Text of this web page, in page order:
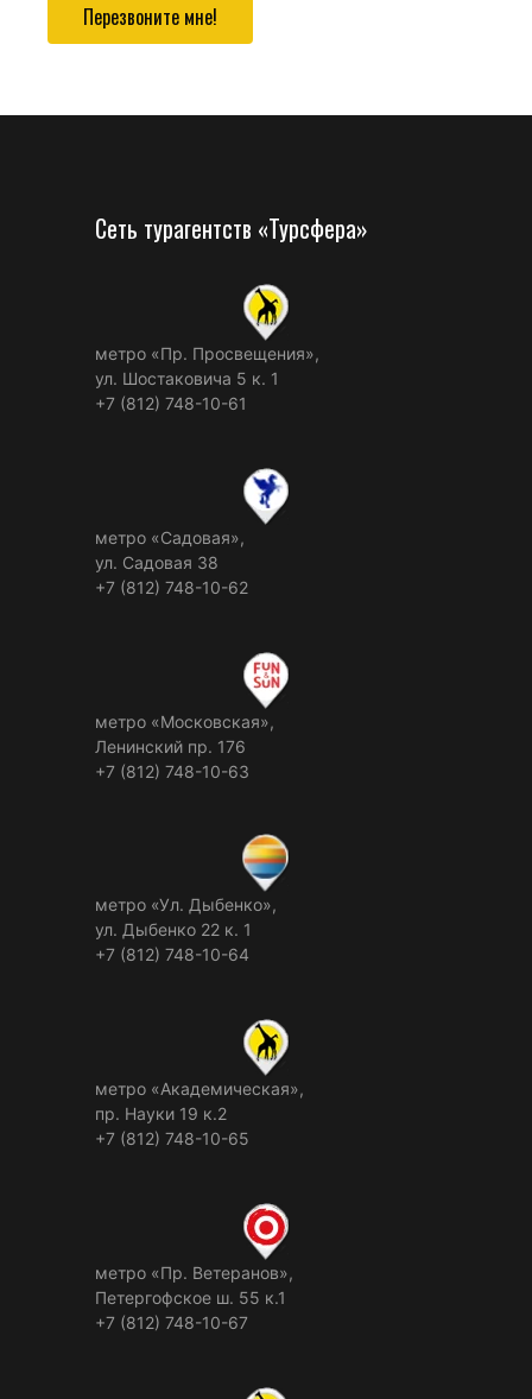
Перезвоните мне!
Сеть турагентств «Турсфера»
метро «Пр. Просвещения»,
ул. Шостаковича 5 к. 1
+7 (812) 748-10-61
метро «Садовая»,
ул. Садовая 38
+7 (812) 748-10-62
метро «Московская»,
Ленинский пр. 176
+7 (812) 748-10-63
метро «Ул. Дыбенко»,
ул. Дыбенко 22 к. 1
+7 (812) 748-10-64
метро «Академическая»,
пр. Науки 19 к.2
+7 (812) 748-10-65
метро «Пр. Ветеранов»,
Петергофское ш. 55 к.1
+7 (812) 748-10-67